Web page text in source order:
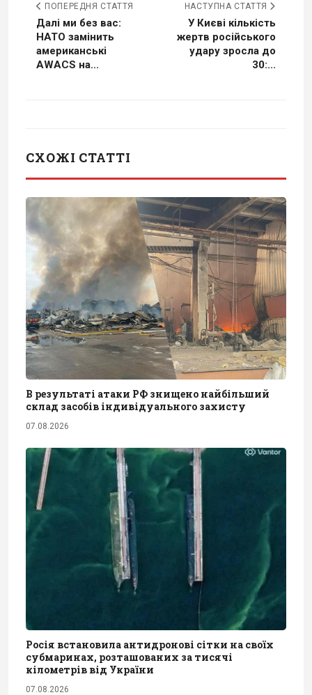
ПОПЕРЕДНЯ СТАТТЯ
Далі ми без вас:
НАТО замінить
американські
AWACS на...
НАСТУПНА СТАТТЯ
У Києві кількість
жертв російського
удару зросла до
30:...
СХОЖІ СТАТТІ
В результаті атаки РФ знищено найбільший
склад засобів індивідуального захисту
07.08.2026
Росія встановила антидронові сітки на своїх
субмаринах, розташованих за тисячі
кілометрів від України
07.08.2026